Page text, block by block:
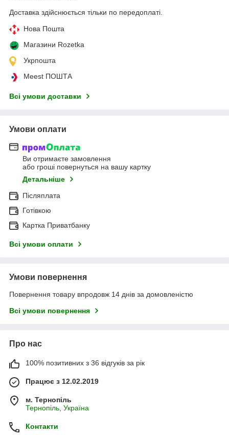
Доставка здійснюється тільки по передоплаті.
Нова Пошта
Магазини Rozetka
Укрпошта
Meest ПОШТА
Всі умови доставки
Умови оплати
Ви отримаєте замовлення
або гроші повернуться на вашу картку
Детальніше
Післяплата
Готівкою
Картка Приватбанку
Всі умови оплати
Умови повернення
Повернення товару впродовж 14 днів за домовленістю
Всі умови повернення
Про нас
100% позитивних з 36 відгуків за рік
Працює з 12.02.2019
м. Тернопіль
Тернопіль, Україна
Контакти